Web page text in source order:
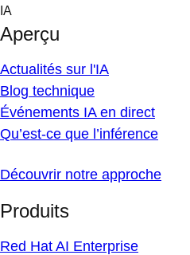
Skip
content
IA
Aperçu
Actualités sur l'IA
Blog technique
Événements IA en direct
Qu’est-ce que l’inférence
Découvrir notre approche
Produits
Red Hat AI Enterprise